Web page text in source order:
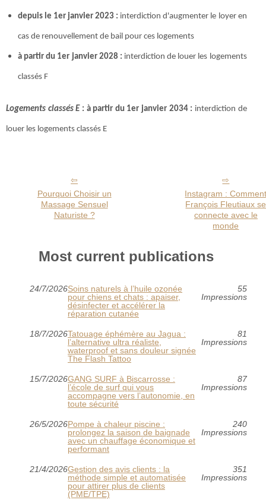
depuis le 1er janvier 2023 : interdiction d'augmenter le loyer en
cas de renouvellement de bail pour ces logements
à partir du 1er janvier 2028 : interdiction de louer les logements
classés F
Logements classés E : à partir du 1er janvier 2034 : interdiction de
louer les logements classés E
Pourquoi Choisir un
Massage Sensuel
Naturiste ?
Instagram :
François Fleutiaux se
connecte avec le
monde
Most current publications
24/7/2026Soins naturels à l’huile ozonée
pour chiens et chats : apaiser,
désinfecter et accélérer la
réparation cutanée
55
Impressions
18/7/2026Tatouage éphémère au Jagua :
l’alternative ultra réaliste,
waterproof et sans douleur signée
The Flash Tattoo
81
Impressions
15/7/2026GANG SURF à Biscarrosse :
l’école de surf qui vous
accompagne vers l’autonomie, en
toute sécurité
87
Impressions
26/5/2026Pompe à chaleur piscine :
prolongez la saison de baignade
avec un chauffage économique et
performant
240
Impressions
21/4/2026Gestion des avis clients : la
méthode simple et automatisée
pour attirer plus de clients
(PME/TPE)
351
Impressions